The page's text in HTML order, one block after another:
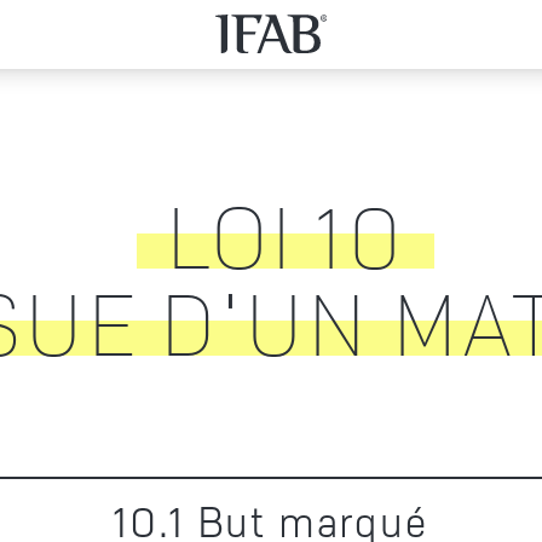
LOI10
D'UN
10.1 But marqué